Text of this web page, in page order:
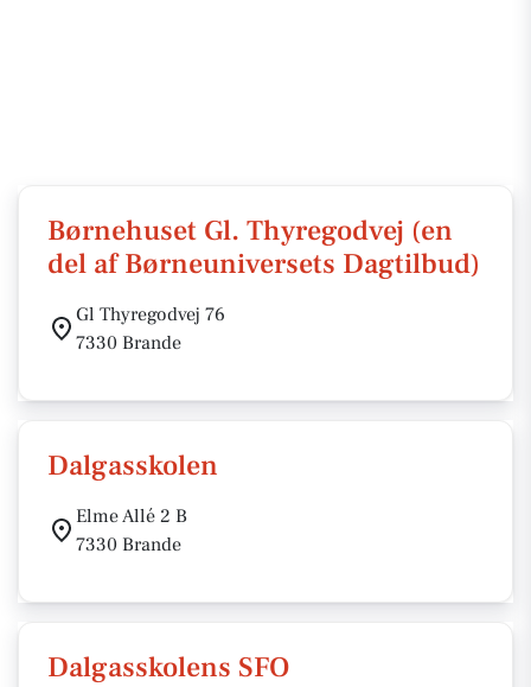
Børnehuset Gl. Thyregodvej (en
del af Børneuniversets Dagtilbud)
Gl Thyregodvej 76
7330 Brande
Dalgasskolen
Elme Allé 2 B
7330 Brande
Dalgasskolens SFO